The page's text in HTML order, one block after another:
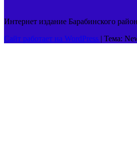
Интернет издание Барабинского
Сайт работает на WordPress | Тема: